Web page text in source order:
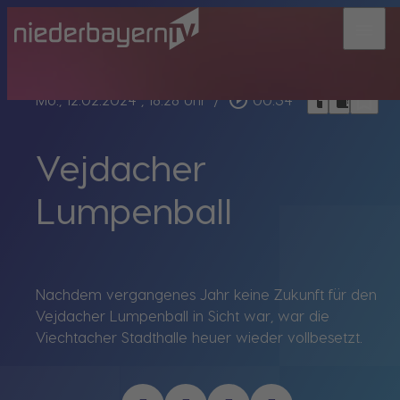
Mo., 12.02.2024, 18:28 Uhr / play_circle_outline 00:34 headphoneschrome_reader_modebookmark_border
Vejdacher
Lumpenball
Nachdem vergangenes Jahr keine Zukunft für den
Vejdacher Lumpenball in Sicht war, war die
Viechtacher Stadthalle heuer wieder vollbesetzt.